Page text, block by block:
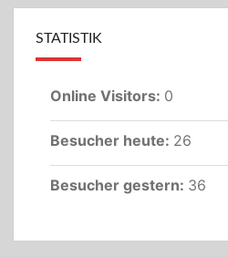
STATISTIK
Online Visitors: 0
Besucher heute: 26
Besucher gestern: 36